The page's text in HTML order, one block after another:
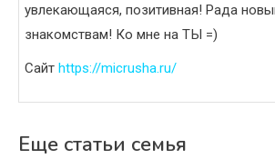
увлекающаяся, позитивная! Рада
знакомствам! Ко мне на ТЫ =)
Сайт https://micrusha.ru/
Еще статьи семья